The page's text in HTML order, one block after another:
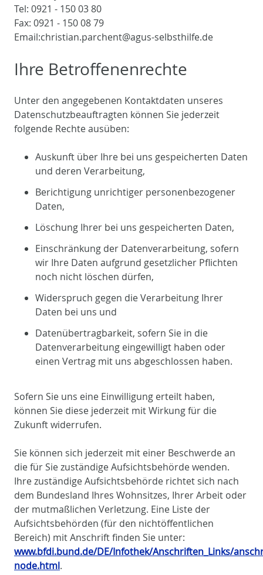
Tel: 0921 - 150 03 80
Fax: 0921 - 150 08 79
Email:christian.parchent@agus-selbsthilfe.de
Ihre Betroffenenrechte
Unter den angegebenen Kontaktdaten unseres
Datenschutzbeauftragten können Sie jederzeit
folgende Rechte ausüben:
Auskunft über Ihre bei uns gespeicherten Daten
und deren Verarbeitung,
Berichtigung unrichtiger personenbezogener
Daten,
Löschung Ihrer bei uns gespeicherten Daten,
Einschränkung der Datenverarbeitung, sofern
wir Ihre Daten aufgrund gesetzlicher Pflichten
noch nicht löschen dürfen,
Widerspruch gegen die Verarbeitung Ihrer
Daten bei uns und
Datenübertragbarkeit, sofern Sie in die
Datenverarbeitung eingewilligt haben oder
einen Vertrag mit uns abgeschlossen haben.
Sofern Sie uns eine Einwilligung erteilt haben,
können Sie diese jederzeit mit Wirkung für die
Zukunft widerrufen.
Sie können sich jederzeit mit einer Beschwerde an
die für Sie zuständige Aufsichtsbehörde wenden.
Ihre zuständige Aufsichtsbehörde richtet sich nach
dem Bundesland Ihres Wohnsitzes, Ihrer Arbeit oder
der mutmaßlichen Verletzung. Eine Liste der
Aufsichtsbehörden (für den nichtöffentlichen
Bereich) mit Anschrift finden Sie unter:
www.bfdi.bund.de/DE/Infothek/Anschriften_Links/
node.html.